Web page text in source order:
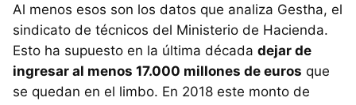
Al menos esos son los datos que analiza Gestha, el
sindicato de técnicos del Ministerio de Hacienda.
Esto ha supuesto en la última década dejar de
ingresar al menos 17.000 millones de euros que
se quedan en el limbo. En 2018 este monto de